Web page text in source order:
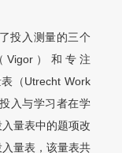
投入测量的三个
Vigor）和专注
（Utrecht Work
入与学习者在学
量表中的题项改
量表，该量表共